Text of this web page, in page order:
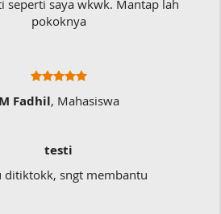
saya wkwk. Mantap lah
pokoknya
, Mahasiswa
testi
sngt membantu